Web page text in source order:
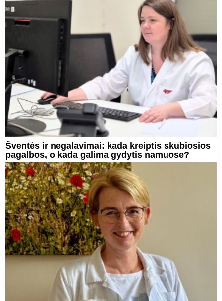
Šventės ir negalavimai: kada kreiptis skubiosios
pagalbos, o kada galima gydytis namuose?